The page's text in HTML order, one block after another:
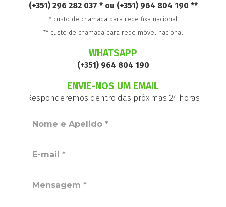
(+351) 296 282 037 * ou (+351) 964 804 190 **
* custo de chamada para rede fixa nacional
** custo de chamada para rede móvel nacional
WHATSAPP
(+351) 964 804 190
ENVIE-NOS UM EMAIL
Responderemos dentro das próximas 24 horas